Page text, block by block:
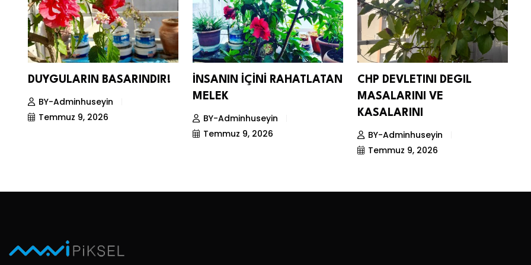
DUYGULARIN BASARINDIR!
BY-Adminhuseyin
Temmuz 9, 2026
İNSANIN İÇİNİ RAHATLATAN
MELEK
BY-Adminhuseyin
Temmuz 9, 2026
CHP DEVLETINI DEGIL
MASALARINI VE
KASALARINI
BY-Adminhuseyin
Temmuz 9, 2026